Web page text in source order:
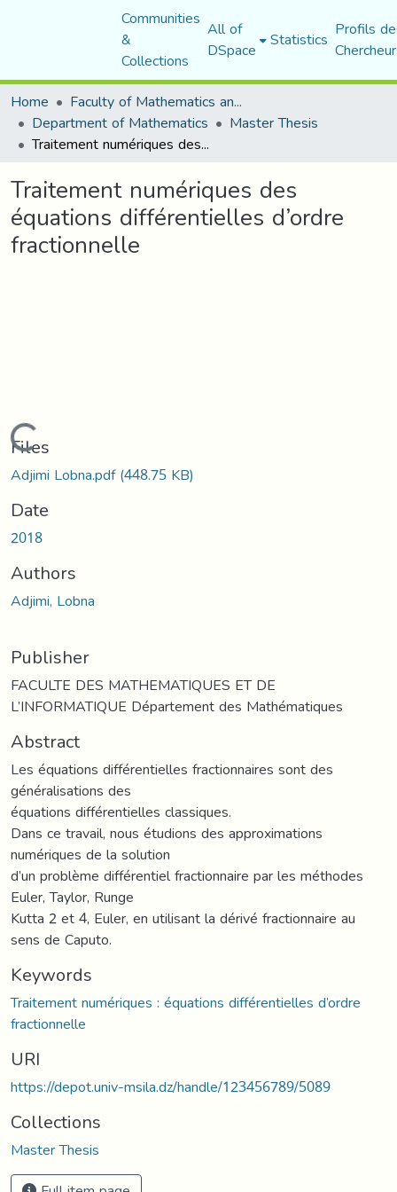
Communities
&
Collections
All of
DSpace Statistics Profils
Home
Faculty of Mathematics and Computer Science
Department of Mathematics Master Thesis
Traitement numériques des équations différentielles d’ordre fractionnelle
Traitement numériques des
équations différentielles d’ordre
fractionnelle
Loading...
Files
Adjimi Lobna.pdf(448.75 KB)
Date
2018
Authors
Adjimi, Lobna
Publisher
FACULTE DES MATHEMATIQUES ET DE
L’INFORMATIQUE Département des Mathématiques
Abstract
Les équations différentielles fractionnaires sont des
généralisations des
équations différentielles classiques.
Dans ce travail, nous étudions des approximations
numériques de la solution
d’un problème différentiel fractionnaire par les méthodes
Euler, Taylor, Runge
Kutta 2 et 4, Euler, en utilisant la dérivé fractionnaire au
sens de Caputo.
Keywords
Traitement numériques : équations différentielles d’ordre
fractionnelle
URI
https://depot.univ-msila.dz/handle/123456789/5089
Collections
Master Thesis